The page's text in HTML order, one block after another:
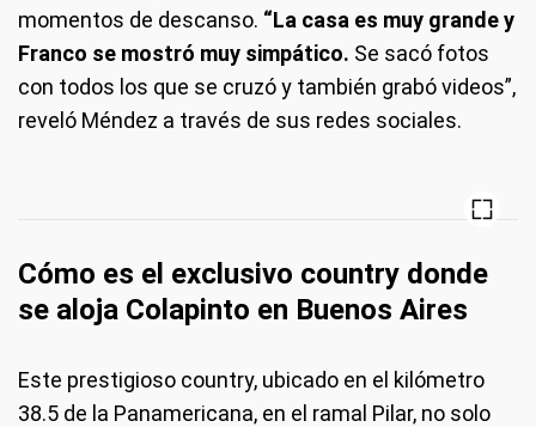
momentos de descanso. “La casa es muy grande y
Franco se mostró muy simpático. Se sacó fotos
con todos los que se cruzó y también grabó videos”,
reveló Méndez a través de sus redes sociales.
Cómo es el exclusivo country donde
se aloja Colapinto en Buenos Aires
Este prestigioso country, ubicado en el kilómetro
38.5 de la Panamericana, en el ramal Pilar, no solo